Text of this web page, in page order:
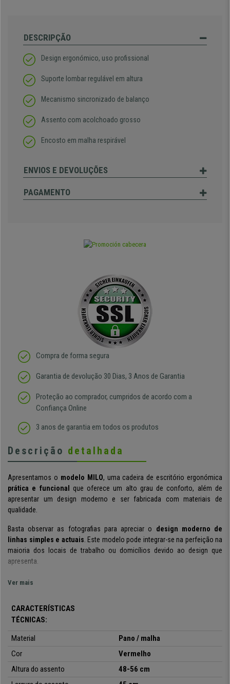
DESCRIPÇÃO
Design ergonómico, uso profissional
Suporte lombar regulável em altura
Mecanismo sincronizado de balanço
Assento com acolchoado grosso
Encosto em malha respirável
ENVIOS E DEVOLUÇÕES
PAGAMENTO
Compra de forma segura
Garantia de devolução 30 Dias, 3 Anos de Garantia
Proteção ao comprador, cumpridos de acordo com a
Confiança Online
3 anos de garantia em todos os produtos
Descrição detalhada
Apresentamos o modelo MILO, uma cadeira de escritório ergonómica
prática e funcional que oferece um alto grau de conforto, além de
apresentar um design moderno e ser fabricada com materiais de
qualidade.
Basta observar as fotografias para apreciar o design moderno de
linhas simples e actuais . Este modelo pode integrar-se na perfeição na
maioria dos locais de trabalho ou domicílios devido ao design que
apresenta.
Destacamos a conveniência que este modelo oferece. Isto deve-se,
espesso do assento, e o encosto com apoio lombar ajustável em altura
aumentam a sensação de conforto.
Omecanismo sincronizado de oscilação , sistema útil e prático para
inclinar o encosto como desejar, possibilita fixar o encosto em várias
8 horas diárias.
Ver mais
CARACTERÍSTICAS
TÉCNICAS:
Material
Pano / malha
Cor
Vermelho
Altura do assento
48-56 cm